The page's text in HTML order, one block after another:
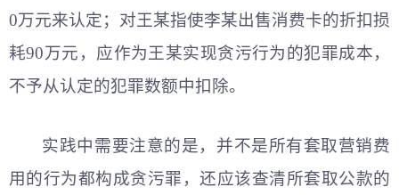
0万元来认定；对王某指使李某出售消费卡的折扣损
耗90万元，应作为王某实现贪污行为的犯罪成本，
不予从认定的犯罪数额中扣除。
实践中需要注意的是，并不是所有套取营销费
用的行为都构成贪污罪，还应该查清所套取公款的